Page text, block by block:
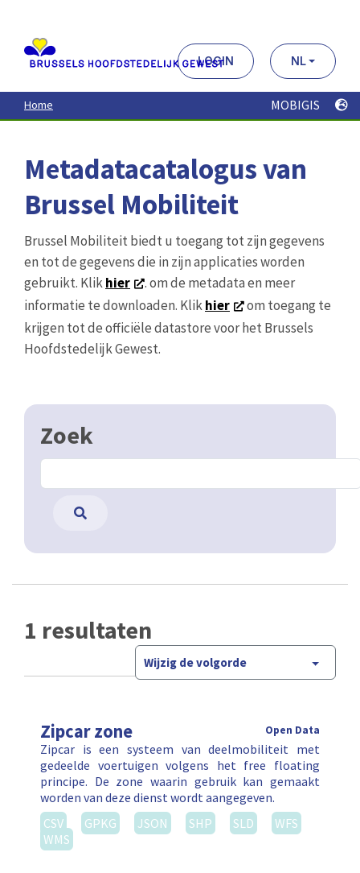
contenu
principal
LOGIN NL
Home MOBIGIS
Metadatacatalogus van
Brussel Mobiliteit
Brussel Mobiliteit biedt u toegang tot zijn gegevens
en tot de gegevens die in zijn applicaties worden
gebruikt. Klikhier
. om de metadata en meer
informatie te downloaden. Klikhier
om toegang te
krijgen tot de officiële datastore voor het Brussels
Hoofdstedelijk Gewest.
Zoek
1 resultaten
Wijzig de volgorde
Zipcar zone Open Data
Zipcar is een systeem van deelmobiliteit met
gedeelde voertuigen volgens het free floating
principe. De zone waarin gebruik kan gemaakt
worden van deze dienst wordt aangegeven.
CSV
GPKG JSON SHP SLD
WFS
WMS